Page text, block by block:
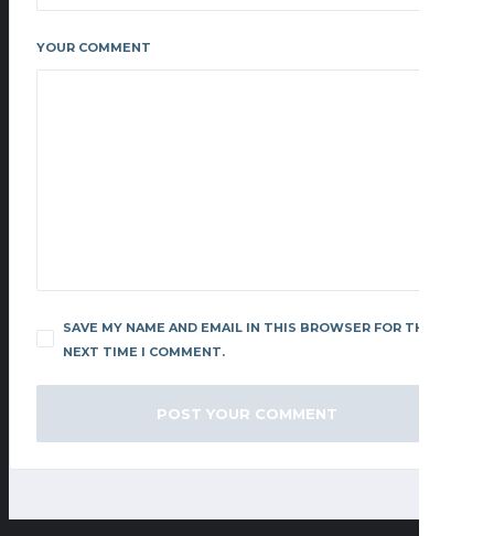
YOUR COMMENT
SAVE MY NAME AND EMAIL IN THIS BROWSER FOR THE
NEXT TIME I COMMENT.